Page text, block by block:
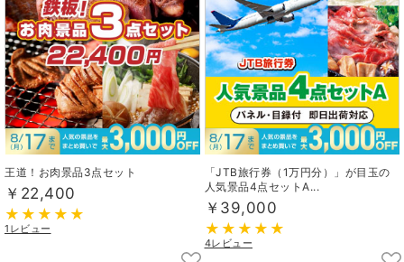
王道！お肉景品3点セット
￥22,400
1レビュー
「JTB旅行券（1万円分）」が目玉の
人気景品4点セットA...
￥39,000
4レビュー